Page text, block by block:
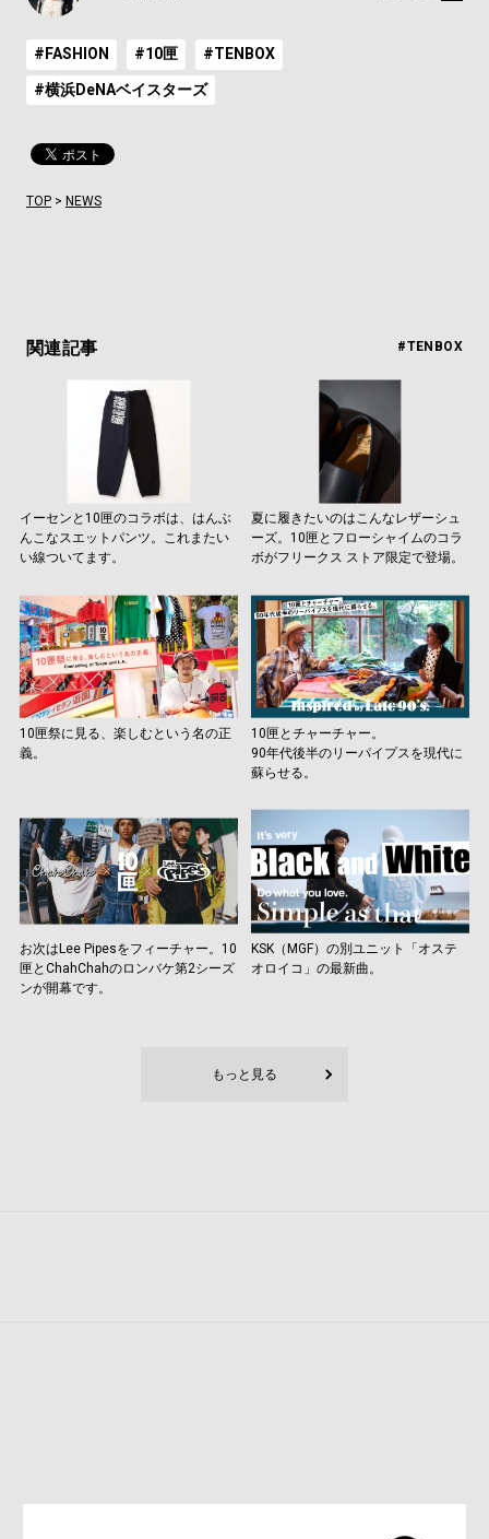
#FASHION #10匣 #TENBOX
#横浜DeNAベイスターズ
TOP> NEWS
関連記事 #TENBOX
イーセンと10匣のコラボは、はんぶ
んこなスエットパンツ。これまたい
い線ついてます。
夏に履きたいのはこんなレザーシュ
ーズ。10匣とフローシャイムのコラ
ボがフリークス ストア限定で登場。
10匣祭に見る、楽しむという名の正
義。
10匣とチャーチャー。
90年代後半のリーパイプスを現代に
蘇らせる。
お次はLee Pipesをフィーチャー。10
匣とChahChahのロンバケ第2シーズ
ンが開幕です。
KSK（MGF）の別ユニット「オステ
オロイコ」の最新曲。
もっと見る